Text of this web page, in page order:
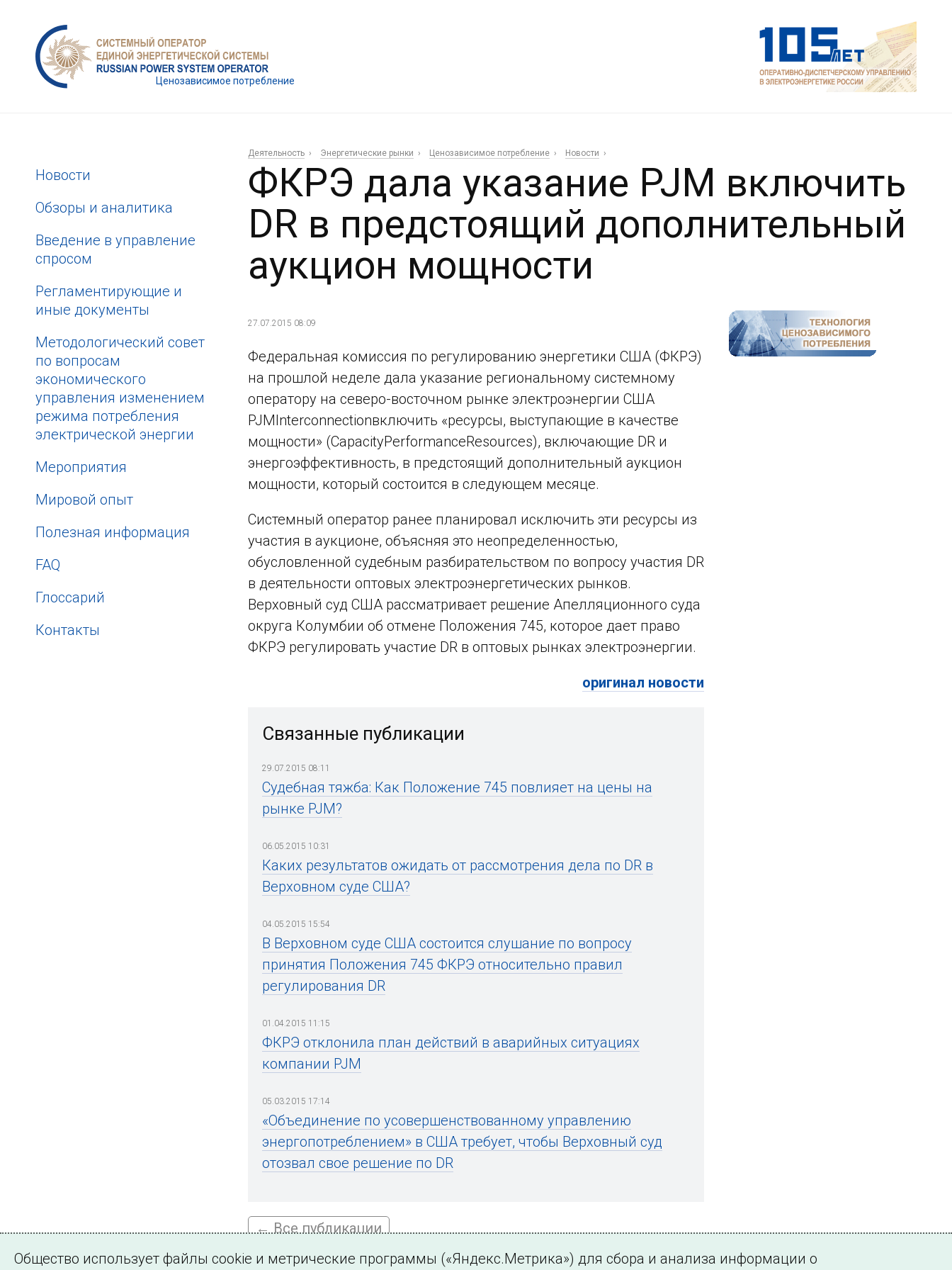
Ценозависимое потребление
Новости
Обзоры и аналитика
Введение в управление
спросом
Регламентирующие и
иные документы
Методологический совет
по вопросам
экономического
управления изменением
режима потребления
электрической энергии
Мероприятия
Мировой опыт
Полезная информация
FAQ
Глоссарий
Контакты
Деятельность Энергетические рынки Ценозависимое потребление Новости
ФКРЭ дала указание PJM включить
DR в предстоящий дополнительный
аукцион мощности
27.07.2015 08:09
Федеральная комиссия по регулированию энергетики США (ФКРЭ)
на прошлой неделе дала указание региональному системному
оператору на северо-восточном рынке электроэнергии США
PJMInterconnectionвключить «ресурсы, выступающие в качестве
мощности» (CapacityPerformanceResources), включающие DR и
энергоэффективность, в предстоящий дополнительный аукцион
мощности, который состоится в следующем месяце.
Системный оператор ранее планировал исключить эти ресурсы из
участия в аукционe, объясняя это неопределенностью,
обусловленной судебным разбирательством по вопросу участия DR
в деятельности оптовых электроэнергетических рынков.
Верховный суд США рассматривает решение Апелляционного суда
округа Колумбии об отмене Положения 745, которое дает право
ФКРЭ регулировать участие DR в оптовых рынках электроэнергии.
оригинал новости
Связанные публикации
29.07.2015 08:11
Судебная тяжба: Как Положение 745 повлияет на цены на
рынке PJM?
06.05.2015 10:31
Каких результатов ожидать от рассмотрения дела по DR в
Верховном суде США?
04.05.2015 15:54
В Верховном суде США состоится слушание по вопросу
принятия Положения 745 ФКРЭ относительно правил
регулирования DR
01.04.2015 11:15
ФКРЭ отклонила план действий в аварийных ситуациях
компании PJM
05.03.2015 17:14
«Объединение по усовершенствованному управлению
энергопотреблением» в США требует, чтобы Верховный суд
отозвал свое решение по DR
← Все публикации
Общество использует файлы cookie и метрические программы («Яндекс.Метрика») для сбора и анализа информации о